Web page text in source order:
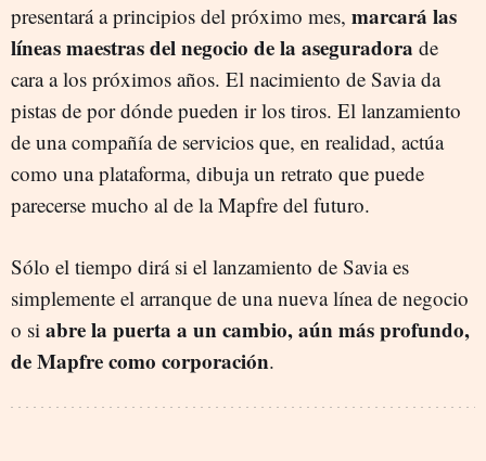
presentará a principios del próximo mes, marcará las
líneas maestras del negocio de la aseguradora de
cara a los próximos años. El nacimiento de Savia da
pistas de por dónde pueden ir los tiros. El lanzamiento
de una compañía de servicios que, en realidad, actúa
como una plataforma, dibuja un retrato que puede
parecerse mucho al de la Mapfre del futuro.
Sólo el tiempo dirá si el lanzamiento de Savia es
simplemente el arranque de una nueva línea de negocio
o si abre la puerta a un cambio, aún más profundo,
de Mapfre como corporación.